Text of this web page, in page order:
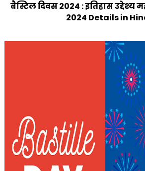
बैस्टिल दिवस 2024 : इतिहास उद्देश्य
2024 Details in